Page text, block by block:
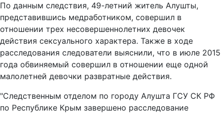
По данным следствия, 49-летний житель Алушты,
представившись медработником, совершил в
отношении трех несовершеннолетних девочек
действия сексуального характера. Также в ходе
расследования следователи выяснили, что в июле 2015
года обвиняемый совершил в отношении еще одной
малолетней девочки развратные действия.
"Следственным отделом по городу Алушта ГСУ СК РФ
по Республике Крым завершено расследование